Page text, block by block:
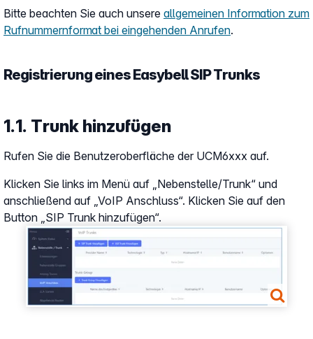
Bitte beachten Sie auch unsere allgemeinen Information zum
Rufnummernformat bei eingehenden Anrufen.
Registrierung eines Easybell SIP Trunks
Show larger version
1.1. Trunk hinzufügen
Rufen Sie die Benutzeroberfläche der UCM6xxx auf.
Klicken Sie links im Menü auf „Nebenstelle/Trunk“ und
anschließend auf „VoIP Anschluss“. Klicken Sie auf den
Button „SIP Trunk hinzufügen“.